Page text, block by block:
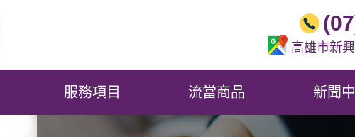
高雄市新
服務項目 流當商品 新聞